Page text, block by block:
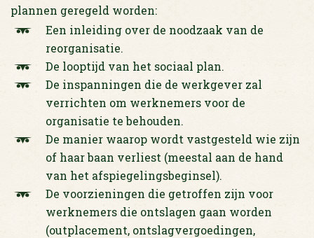
plannen geregeld worden:
Een inleiding over de noodzaak van de
reorganisatie.
De looptijd van het sociaal plan.
De inspanningen die de werkgever zal
verrichten om werknemers voor de
organisatie te behouden.
De manier waarop wordt vastgesteld wie zijn
of haar baan verliest (meestal aan de hand
van het afspiegelingsbeginsel).
De voorzieningen die getroffen zijn voor
werknemers die ontslagen gaan worden
(outplacement, ontslagvergoedingen,